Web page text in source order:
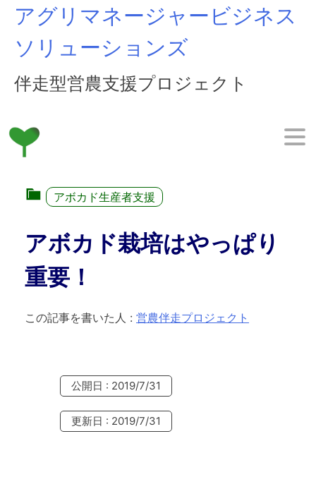
Skip
content
アグリマネージャービジネス
ソリューションズ
伴走型営農支援プロジェクト
アボカド生産者支援
アボカド栽培はやっぱり
重要！
この記事を書いた人 : 営農伴走プロジェクト
公開日 : 2019/7/31
更新日 : 2019/7/31